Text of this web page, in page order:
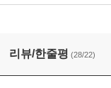
리뷰/한줄평 (28/22)